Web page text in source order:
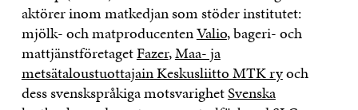
aktörer inom matkedjan som stöder institutet:
mjölk- och matproducentenValio, bageri- och
mattjänstföretagetFazer,Maa- ja
metsätaloustuottajain Keskusliitto MTK ryoch
dess svenskspråkiga motsvarighetSvenska